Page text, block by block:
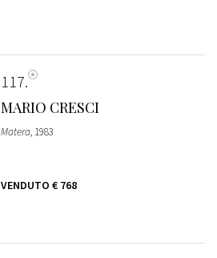
117
MARIO CRESCI
Matera, 1983
VENDUTO € 768